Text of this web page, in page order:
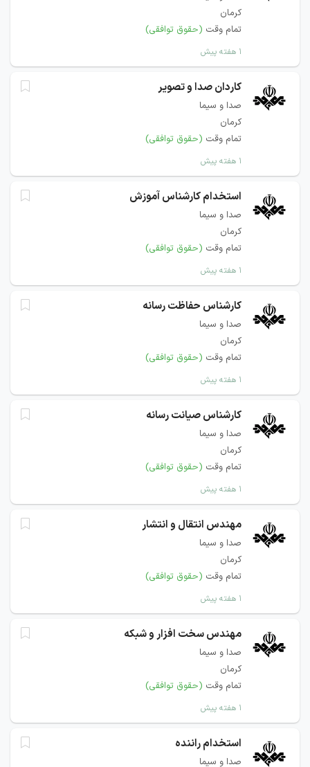
کرمان
تمام وقت (حقوق توافقی)
۱ هفته پیش
کاردان صدا و تصویر
صدا و سیما
کرمان
تمام وقت (حقوق توافقی)
۱ هفته پیش
استخدام کارشناس آموزش
صدا و سیما
کرمان
تمام وقت (حقوق توافقی)
۱ هفته پیش
کارشناس حفاظت رسانه
صدا و سیما
کرمان
تمام وقت (حقوق توافقی)
۱ هفته پیش
کارشناس صیانت رسانه
صدا و سیما
کرمان
تمام وقت (حقوق توافقی)
۱ هفته پیش
مهندس انتقال و انتشار
صدا و سیما
کرمان
تمام وقت (حقوق توافقی)
۱ هفته پیش
مهندس سخت افزار و شبکه
صدا و سیما
کرمان
تمام وقت (حقوق توافقی)
۱ هفته پیش
استخدام راننده
صدا و سیما